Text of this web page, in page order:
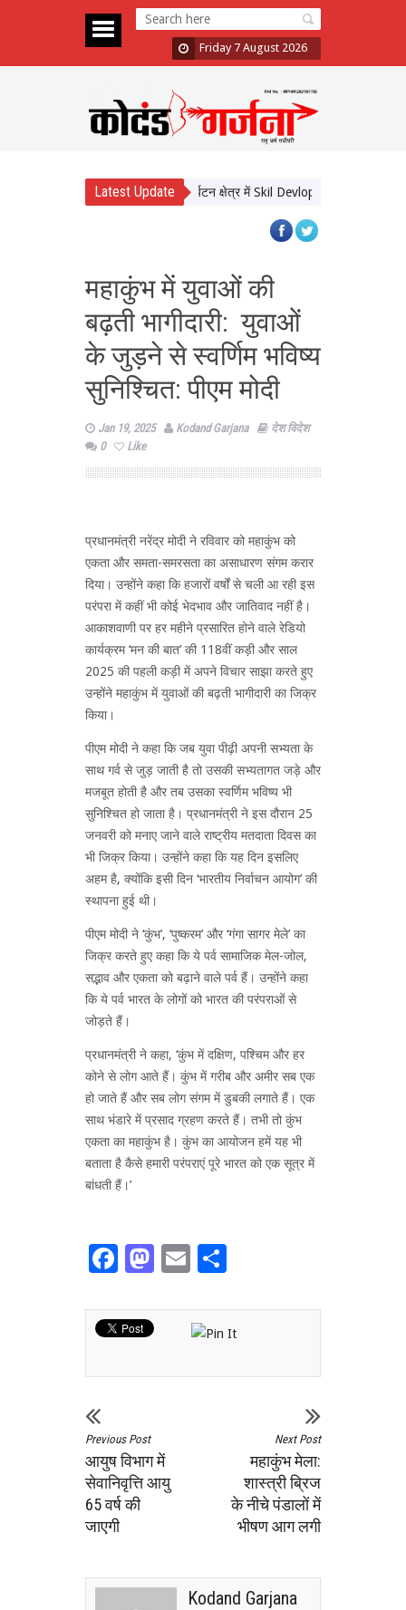
Friday 7 August 2026
Latest Update
बोर्ड और टाटा स्ट्राइव साथ आए, पर्यटन क्षेत्र में Skil Devlopment को मिलेगी रफ्तार
महाकुंभ में युवाओं की
बढ़ती भागीदारी: युवाओं
के जुड़ने से स्वर्णिम भविष्य
सुनिश्चित: पीएम मोदी
Jan 19, 2025 Kodand Garjana
देश विदेश
0
Like
प्रधानमंत्री नरेंद्र मोदी ने रविवार को महाकुंभ को
एकता और समता-समरसता का असाधारण संगम करार
दिया। उन्होंने कहा कि हजारों वर्षों से चली आ रही इस
परंपरा में कहीं भी कोई भेदभाव और जातिवाद नहीं है।
आकाशवाणी पर हर महीने प्रसारित होने वाले रेडियो
कार्यक्रम ‘मन की बात’ की 118वीं कड़ी और साल
2025 की पहली कड़ी में अपने विचार साझा करते हुए
उन्होंने महाकुंभ में युवाओं की बढ़ती भागीदारी का जिक्र
किया।
पीएम मोदी ने कहा कि जब युवा पीढ़ी अपनी सभ्यता के
साथ गर्व से जुड़ जाती है तो उसकी सभ्यतागत जड़े और
मजबूत होती है और तब उसका स्वर्णिम भविष्य भी
सुनिश्चित हो जाता है। प्रधानमंत्री ने इस दौरान 25
जनवरी को मनाए जाने वाले राष्ट्रीय मतदाता दिवस का
भी जिक्र किया। उन्होंने कहा कि यह दिन इसलिए
अहम है, क्योंकि इसी दिन ‘भारतीय निर्वाचन आयोग’ की
स्थापना हुई थी।
पीएम मोदी ने ‘कुंभ’, ‘पुष्करम’ और ‘गंगा सागर मेले’ का
जिक्र करते हुए कहा कि ये पर्व सामाजिक मेल-जोल,
सद्भाव और एकता को बढ़ाने वाले पर्व हैं। उन्होंने कहा
कि ये पर्व भारत के लोगों को भारत की परंपराओं से
जोड़ते हैं।
प्रधानमंत्री ने कहा, ‘कुंभ में दक्षिण, पश्चिम और हर
कोने से लोग आते हैं। कुंभ में गरीब और अमीर सब एक
हो जाते हैं और सब लोग संगम में डुबकी लगाते हैं। एक
साथ भंडारे में प्रसाद ग्रहण करते हैं। तभी तो कुंभ
एकता का महाकुंभ है। कुंभ का आयोजन हमें यह भी
बताता है कैसे हमारी परंपराएं पूरे भारत को एक सूत्र में
बांधती हैं।’
Facebook
Mastodon
Email
Previous Post
आयुष विभाग में
सेवानिवृत्ति आयु
65 वर्ष की
जाएगी
Next Post
महाकुंभ मेला:
शास्त्री ब्रिज
के नीचे पंडालों में
भीषण आग लगी
Kodand Garjana